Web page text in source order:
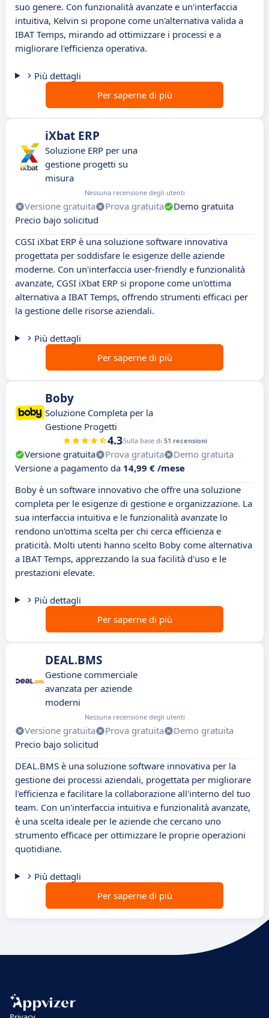
suo genere. Con funzionalità avanzate e un'interfaccia
intuitiva, Kelvin si propone come un'alternativa valida a
IBAT Temps, mirando ad ottimizzare i processi e a
migliorare l'efficienza operativa.
Più dettagli
Per saperne di più
iXbat ERP
Soluzione ERP per una
gestione progetti su
misura
Nessuna recensione degli utenti
Versione gratuita Prova gratuita
Demo gratuita
Precio bajo solicitud
CGSI iXbat ERP è una soluzione software innovativa
progettata per soddisfare le esigenze delle aziende
moderne. Con un'interfaccia user-friendly e funzionalità
avanzate, CGSI iXbat ERP si propone come un'ottima
alternativa a IBAT Temps, offrendo strumenti efficaci per
la gestione delle risorse aziendali.
Più dettagli
Per saperne di più
Boby
Soluzione Completa per la
Gestione Progetti
4.3Sulla base di 51 recensioni
Versione gratuita Prova gratuita
Demo gratuita
Versione a pagamento da 14,99 € /mese
Boby è un software innovativo che offre una soluzione
completa per le esigenze di gestione e organizzazione. La
sua interfaccia intuitiva e le funzionalità avanzate lo
rendono un'ottima scelta per chi cerca efficienza e
praticità. Molti utenti hanno scelto Boby come alternativa
a IBAT Temps, apprezzando la sua facilità d'uso e le
prestazioni elevate.
Più dettagli
Per saperne di più
DEAL.BMS
Gestione commerciale
avanzata per aziende
moderni
Nessuna recensione degli utenti
Versione gratuita Prova gratuita
Demo gratuita
Precio bajo solicitud
DEAL.BMS è una soluzione software innovativa per la
gestione dei processi aziendali, progettata per migliorare
l'efficienza e facilitare la collaborazione all'interno del tuo
team. Con un'interfaccia intuitiva e funzionalità avanzate,
è una scelta ideale per le aziende che cercano uno
strumento efficace per ottimizzare le proprie operazioni
quotidiane.
Più dettagli
Per saperne di più